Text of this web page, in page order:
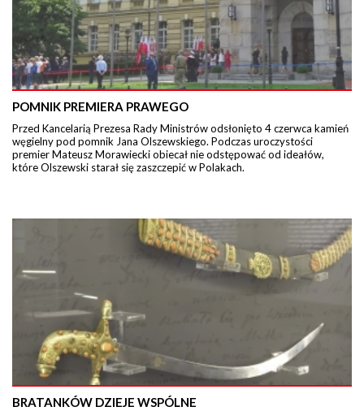
POMNIK PREMIERA PRAWEGO
Przed Kancelarią Prezesa Rady Ministrów odsłonięto 4 czerwca kamień
węgielny pod pomnik Jana Olszewskiego. Podczas uroczystości
premier Mateusz Morawiecki obiecał nie odstępować od ideałów,
które Olszewski starał się zaszczepić w Polakach.
BRATANKÓW DZIEJE WSPÓLNE